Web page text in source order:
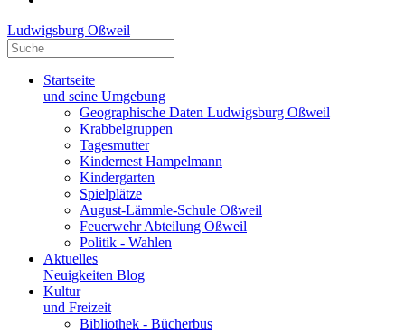
Ludwigsburg Oßweil
Startseite
und seine Umgebung
Geographische Daten Ludwigsburg Oßweil
Krabbelgruppen
Tagesmutter
Kindernest Hampelmann
Kindergarten
Spielplätze
August-Lämmle-Schule Oßweil
Feuerwehr Abteilung Oßweil
Politik - Wahlen
Aktuelles
Neuigkeiten Blog
Kultur
und Freizeit
Bibliothek - Bücherbus